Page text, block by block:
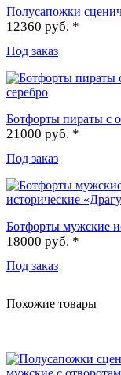
Полусапожки
12360 руб. *
Под заказ
Ботфорты пираты с
21000 руб. *
Под заказ
Ботфорты мужские
18000 руб. *
Под заказ
Похожие товары